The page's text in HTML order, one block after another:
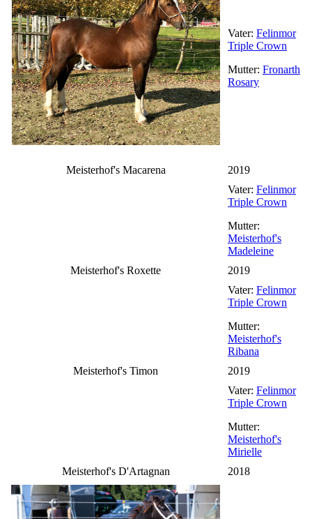
Vater: Felinmor
Triple Crown
Mutter: Fronarth
Rosary
Meisterhof's Macarena
2019
Vater: Felinmor
Triple Crown
Mutter:
Meisterhof's
Madeleine
Meisterhof's Roxette
2019
Vater: Felinmor
Triple Crown
Mutter:
Meisterhof's
Ribana
Meisterhof's Timon
2019
Vater: Felinmor
Triple Crown
Mutter:
Meisterhof's
Mirielle
Meisterhof's D'Artagnan
2018